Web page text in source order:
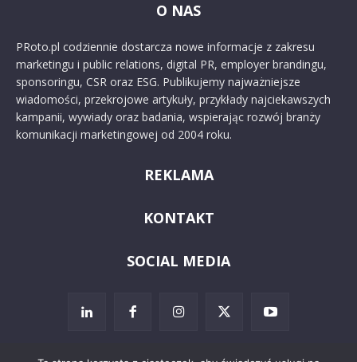
O NAS
PRoto.pl codziennie dostarcza nowe informacje z zakresu
marketingu i public relations, digital PR, employer brandingu,
sponsoringu, CSR oraz ESG. Publikujemy najważniejsze
wiadomości, przekrojowe artykuły, przykłady najciekawszych
kampanii, wywiady oraz badania, wspierając rozwój branży
komunikacji marketingowej od 2004 roku.
REKLAMA
KONTAKT
SOCIAL MEDIA